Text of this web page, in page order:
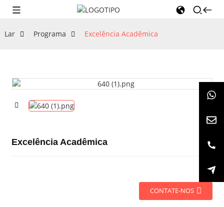
Lar Programa Excelência Acadêmica
Excelência Acadêmica
CONTATE-NOS